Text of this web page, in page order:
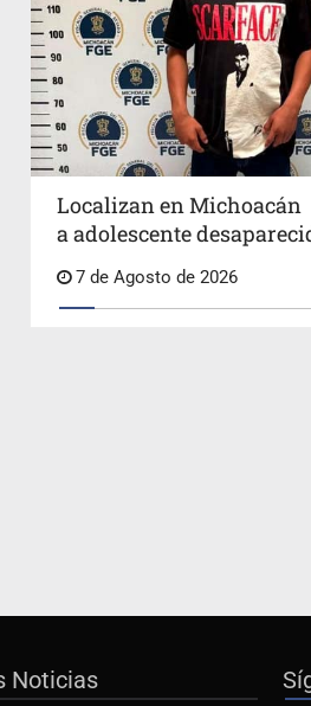
Localizan en Michoacán
a adolescente
7 de Agosto de 2026
Noticias